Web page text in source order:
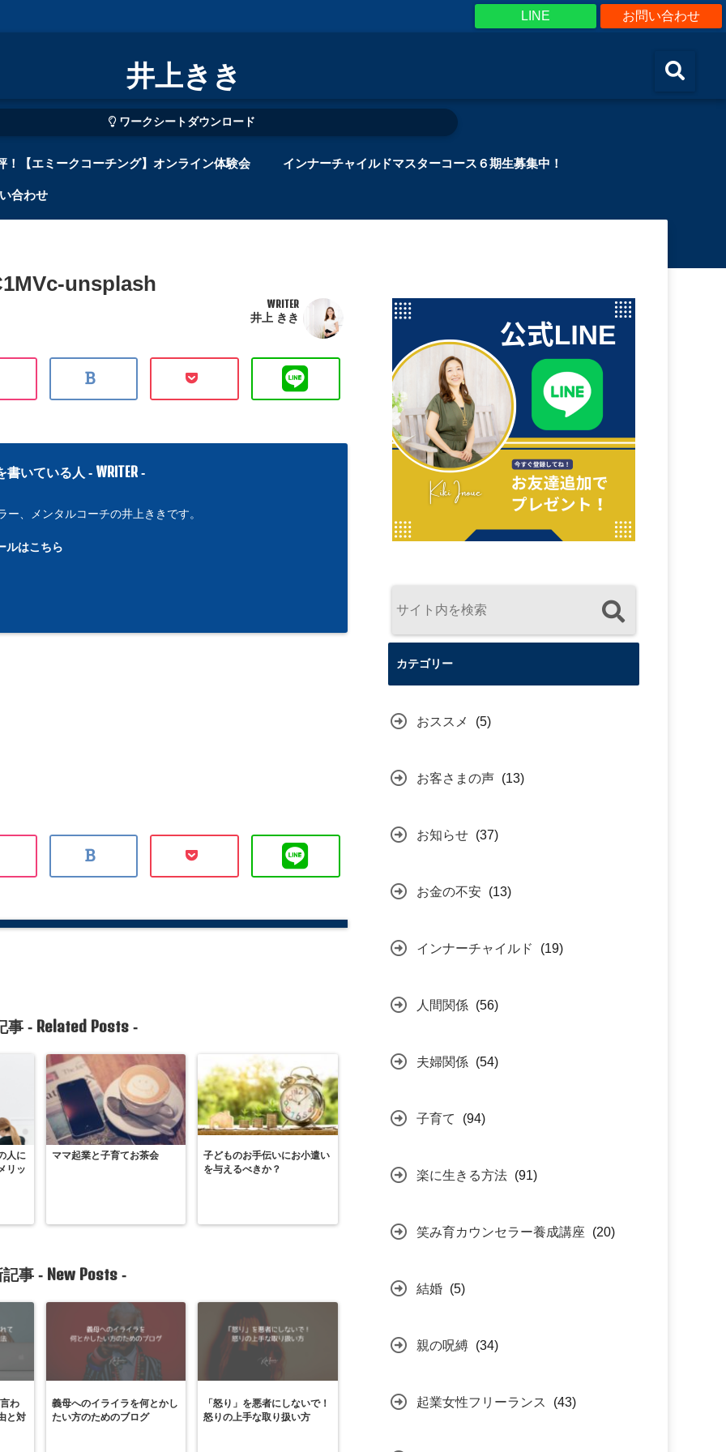
お問い合わせ
LINE
井上きき
ワークシートダウンロード
！【エミークコーチング】オンライン体験会 インナーチャイルドマスターコース６期生募集中！
合わせ
unsplash
WRITER
井上 きき
書いている人 - WRITER -
ー、メンタルコーチの井上ききです。
ルはこちら
事 - Related Posts-
人に
リッ
ママ起業と子育てお茶会
子どものお手伝いにお小遣い
を与えるべきか？
事 - New Posts -
わ
と対
義母へのイライラを何とかし
たい方のためのブログ
「怒り」を悪者にしないで！
怒りの上手な取り扱い方
カテゴリー
おススメ (5)
お客さまの声 (13)
お知らせ (37)
お金の不安 (13)
インナーチャイルド (19)
人間関係 (56)
夫婦関係 (54)
子育て (94)
楽に生きる方法 (91)
笑み育カウンセラー養成講座 (20)
結婚 (5)
親の呪縛 (34)
起業女性フリーランス (43)